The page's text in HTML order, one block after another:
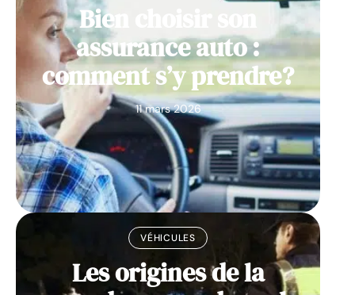
Bien choisir son
assurance auto :
comment s’y prendre?
11 mars 2026
VÉHICULES
Les origines de la